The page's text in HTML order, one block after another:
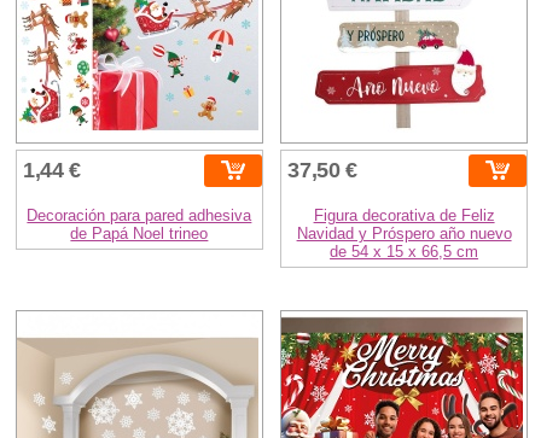
1,44 €
Decoración para pared adhesiva
de Papá Noel trineo
37,50 €
Figura decorativa de Feliz
Navidad y Próspero año nuevo
de 54 x 15 x 66,5 cm